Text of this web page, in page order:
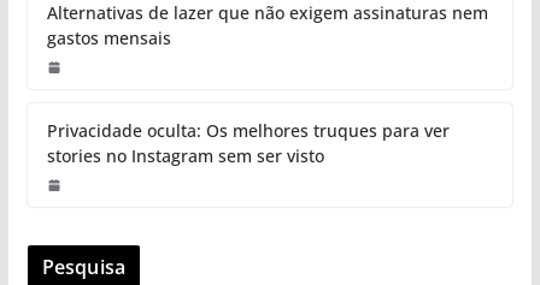
Alternativas de lazer que não exigem assinaturas nem
gastos mensais
Privacidade oculta: Os melhores truques para ver
stories no Instagram sem ser visto
Pesquisa